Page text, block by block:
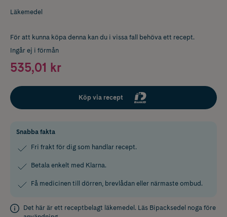
Läkemedel
För att kunna köpa denna kan du i vissa fall behöva ett recept.
Ingår ej i förmån
535,01 kr
Köp via recept
Snabba fakta
Fri frakt för dig som handlar recept.
Betala enkelt med Klarna.
Få medicinen till dörren, brevlådan eller närmaste ombud.
Det här är ett receptbelagt läkemedel. Läs Bipacksedel noga före